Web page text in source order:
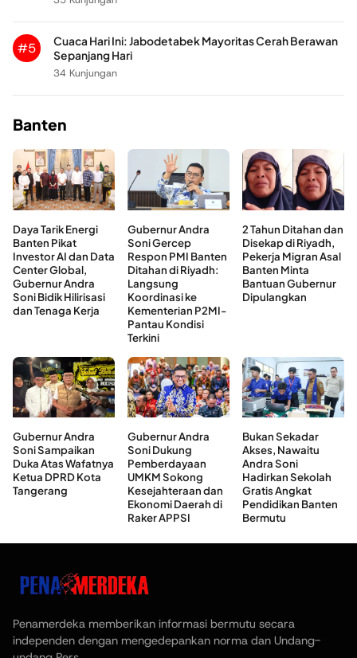
#5
Cuaca Hari Ini: Jabodetabek Mayoritas Cerah Berawan
Sepanjang Hari
34 Kunjungan
Banten
Daya Tarik Energi
Banten Pikat
Investor AI dan Data
Center Global,
Gubernur Andra
Soni Bidik Hilirisasi
dan Tenaga Kerja
Gubernur Andra
Soni Gercep
Respon PMI Banten
Ditahan di Riyadh:
Langsung
Koordinasi ke
Kementerian P2MI-
Pantau Kondisi
Terkini
2 Tahun Ditahan dan
Disekap di Riyadh,
Pekerja Migran Asal
Banten Minta
Bantuan Gubernur
Dipulangkan
Gubernur Andra
Soni Sampaikan
Duka Atas Wafatnya
Ketua DPRD Kota
Tangerang
Gubernur Andra
Soni Dukung
Pemberdayaan
UMKM Sokong
Kesejahteraan dan
Ekonomi Daerah di
Raker APPSI
Bukan Sekadar
Akses, Nawaitu
Andra Soni
Hadirkan Sekolah
Gratis Angkat
Pendidikan Banten
Bermutu
Penamerdeka memberikan informasi bermutu secara
independen dengan mengedepankan norma dan Undang-